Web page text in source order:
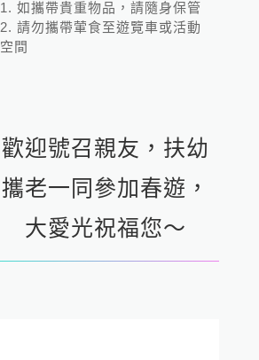
1. 如攜帶貴重物品，請隨身保管
2. 請勿攜帶葷食至遊覽車或活動
空間
歡迎號召親友，扶幼
攜老一同參加春遊，
大愛光祝福您～